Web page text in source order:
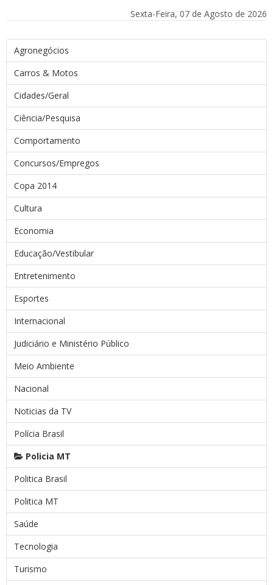
Sexta-Feira, 07 de Agosto de 2026
Agronegócios
Carros & Motos
Cidades/Geral
Ciência/Pesquisa
Comportamento
Concursos/Empregos
Copa 2014
Cultura
Economia
Educação/Vestibular
Entretenimento
Esportes
Internacional
Judiciário e Ministério Público
Meio Ambiente
Nacional
Noticias da TV
Polícia Brasil
Policia MT
Politica Brasil
Politica MT
Saúde
Tecnologia
Turismo